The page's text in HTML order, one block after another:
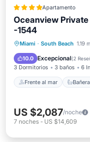
Apartamento
Oceanview Private
-1544
Miami · South Beach 1.19
10.0 Excepcional(2
3 Dormitorios 3 baños 6
Frente al mar
Frente al mar
Desayuno
US $2,087/noche
7 noches - US $14,609